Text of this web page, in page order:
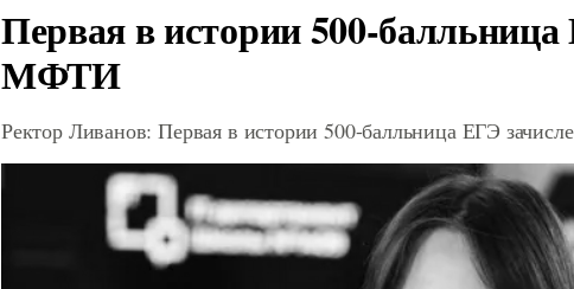
Первая в истории 500-
МФТИ
Ректор Ливанов: Первая в истории 500-балльница ЕГЭ